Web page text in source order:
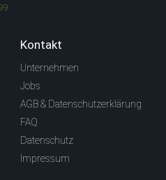
Kontakt
Unternehmen
Jobs
AGB & Datenschutzerklärung
FAQ
Datenschutz
Impressum